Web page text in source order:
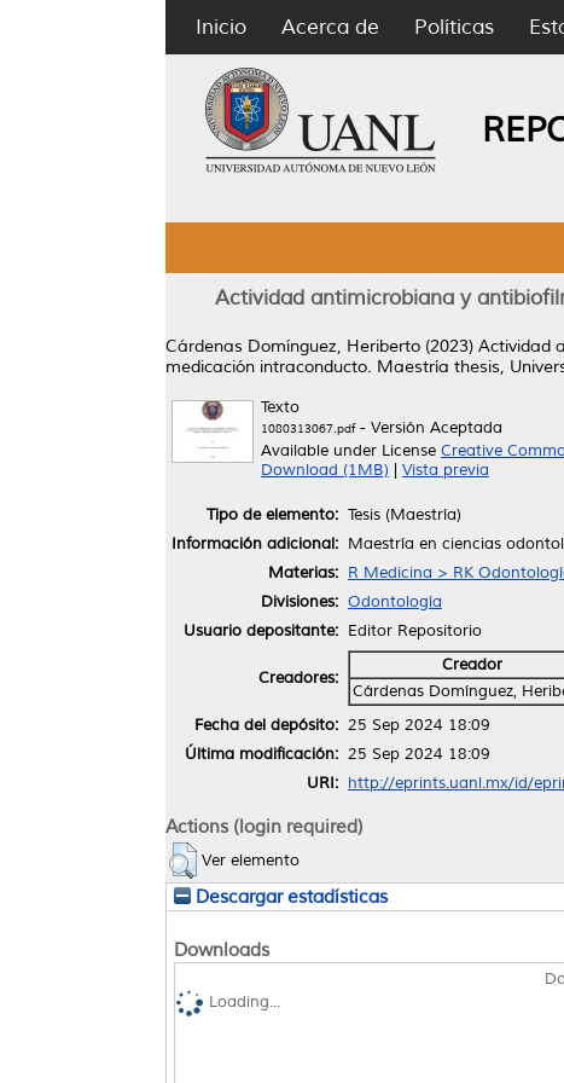
Inicio Acerca de Políticas
Actividad antimicrobiana y
Cárdenas Domínguez, Heriberto (2023) Actividad
medicación intraconducto. Maestría thesis,
Texto
1080313067.pdf- Versión Aceptada
Available under License Creative
Download (1MB)
Vista previa
Tipo de elemento: Tesis (Maestría)
Información adicional: Maestría en ciencias
Materias: R Medicina > RK
Divisiones: Odontología
Usuario depositante: Editor Repositorio
Creadores:
Creador
Cárdenas Domínguez,
Fecha del depósito: 25 Sep 2024 18:09
Última modificación: 25 Sep 2024 18:09
URI: http://eprints.uanl.mx/id/
Actions (login required)
Ver elemento
Descargar estadísticas
Downloads
Loading...